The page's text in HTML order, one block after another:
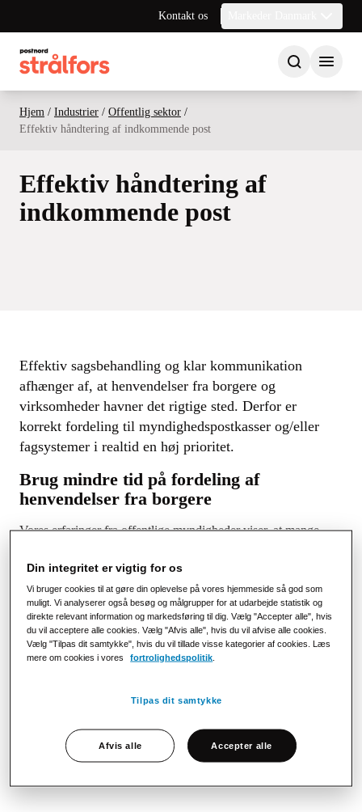
Kontakt os
Hjem / Industrier / Offentlig sektor /
Effektiv håndtering af indkommende post
Effektiv håndtering af
indkommende post
Effektiv sagsbehandling og klar kommunikation
afhænger af, at henvendelser fra borgere og
virksomheder havner det rigtige sted. Derfor er
korrekt fordeling til myndighedspostkasser og/eller
fagsystemer i realtid en høj prioritet.
Brug mindre tid på fordeling af
henvendelser fra borgere
Vores erfaringer fra offentlige myndigheder viser, at mange
ejerskaber
Kommunikationen håndteres inkonsekvent på tværs af
kanaler
Betydelig tid bruges på at opdateremailfordelingsregler
Manglende overblik over modtaget post og tidskrævende
blevet væk
Få nøglepersoner står for fordeling, hvilket skaber
Din integritet er vigtig for os
Vi bruger cookies til at gøre din oplevelse på vores hjemmeside så god som
muligt. Vi analyserer også besøg og målgrupper for at udarbejde statistik og
direkte relevant information og markedsføring til dig. Vælg "Accepter alle", hvis
du vil acceptere alle cookies. Vælg "Afvis alle", hvis du vil afvise alle cookies.
Vælg "Tilpas dit samtykke", hvis du vil tillade visse kategorier af cookies. Læs
mere om cookies i vores
fortrolighedspolitik
Tilpas dit samtykke
Afvis alle Accepter alle